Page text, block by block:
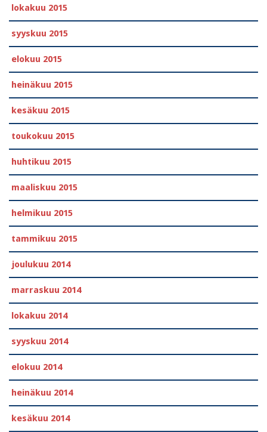
lokakuu 2015
syyskuu 2015
elokuu 2015
heinäkuu 2015
kesäkuu 2015
toukokuu 2015
huhtikuu 2015
maaliskuu 2015
helmikuu 2015
tammikuu 2015
joulukuu 2014
marraskuu 2014
lokakuu 2014
syyskuu 2014
elokuu 2014
heinäkuu 2014
kesäkuu 2014